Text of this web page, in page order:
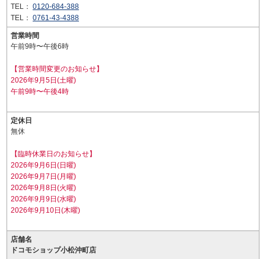
TEL： 0120-684-388
TEL： 0761-43-4388
営業時間
午前9時〜午後6時
【営業時間変更のお知らせ】
2026年9月5日(土曜)
午前9時〜午後4時
定休日
無休
【臨時休業日のお知らせ】
2026年9月6日(日曜)
2026年9月7日(月曜)
2026年9月8日(火曜)
2026年9月9日(水曜)
2026年9月10日(木曜)
店舗名
ドコモショップ小松沖町店